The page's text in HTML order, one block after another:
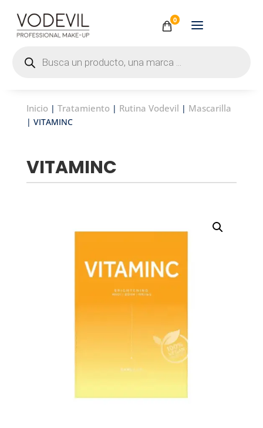
0
productos
Inicio| Tratamiento| Rutina Vodevil | Mascarilla
| VITAMINC
VITAMINC